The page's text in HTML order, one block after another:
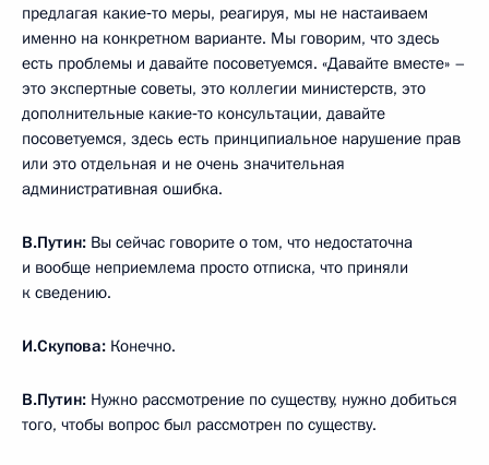
предлагая какие‑то меры, реагируя, мы не настаиваем
именно на конкретном варианте. Мы говорим, что здесь
есть проблемы и давайте посоветуемся. «Давайте вместе» –
это экспертные советы, это коллегии министерств, это
дополнительные какие‑то консультации, давайте
посоветуемся, здесь есть принципиальное нарушение прав
или это отдельная и не очень значительная
административная ошибка.
В.Путин: Вы сейчас говорите о том, что недостаточна
и вообще неприемлема просто отписка, что приняли
к сведению.
И.Скупова: Конечно.
В.Путин: Нужно рассмотрение по существу, нужно добиться
того, чтобы вопрос был рассмотрен по существу.